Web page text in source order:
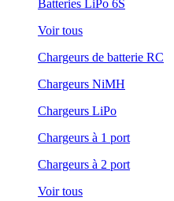
Batteries LiPo 6S
Voir tous
Chargeurs de batterie RC
Chargeurs NiMH
Chargeurs LiPo
Chargeurs à 1 port
Chargeurs à 2 port
Voir tous